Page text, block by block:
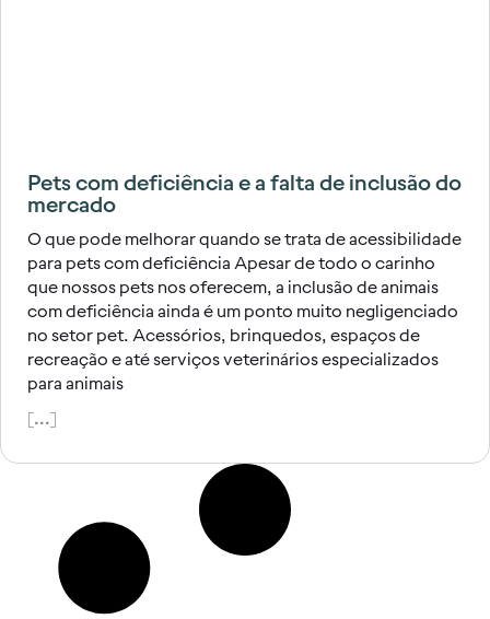
Pets com deficiência e a falta de inclusão do
mercado
O que pode melhorar quando se trata de acessibilidade
para pets com deficiência Apesar de todo o carinho
que nossos pets nos oferecem, a inclusão de animais
com deficiência ainda é um ponto muito negligenciado
no setor pet. Acessórios, brinquedos, espaços de
recreação e até serviços veterinários especializados
para animais
[...]